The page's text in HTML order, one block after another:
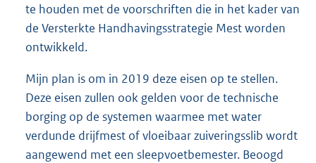
te houden met de voorschriften die in het kader van
de Versterkte Handhavingsstrategie Mest worden
ontwikkeld.
Mijn plan is om in 2019 deze eisen op te stellen.
Deze eisen zullen ook gelden voor de technische
borging op de systemen waarmee met water
verdunde drijfmest of vloeibaar zuiveringsslib wordt
aangewend met een sleepvoetbemester. Beoogd